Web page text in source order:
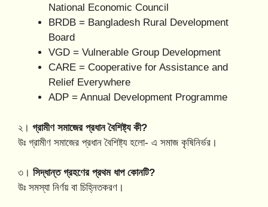
National Economic Council
BRDB = Bangladesh Rural Development
Board
VGD = Vulnerable Group Development
CARE = Cooperative for Assistance and
Relief Everywhere
ADP = Annual Development Programme
২। গ্রামীণ সমাজের প্রধান বৈশিষ্ট্য কী?
উঃ গ্রামীণ সমাজের প্রধান বৈশিষ্ট্য হলো- এ সমাজ কৃষিনির্ভর।
৩। সিদ্ধান্ত গ্রহণের প্রথম ধাপ কোনটি?
উঃ সমস্যা নির্ণয় বা চিহ্নিতকরণ।